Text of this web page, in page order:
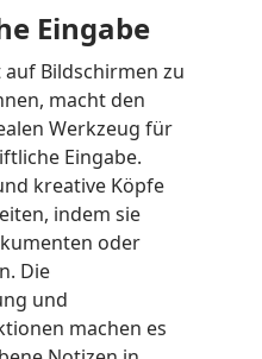
Eingabe
Bildschirmen zu
macht den
Werkzeug für
Eingabe.
kreative Köpfe
indem sie
oder
Die
und
machen es